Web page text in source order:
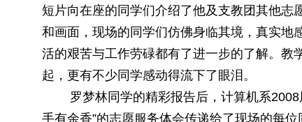
短片向在座的同学们介绍了他及支教团其他志
和画面，现场的同学们仿佛身临其境，真实地
活的艰苦与工作劳碌都有了进一步的了解。教
起，更有不少同学感动得流下了眼泪。
罗梦林同学的精彩报告后，计算机系2008
手有余香”的志愿服务体会传递给了现场的每位